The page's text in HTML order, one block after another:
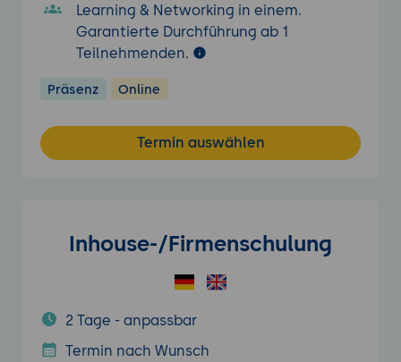
Learning & Networking in einem.
Garantierte Durchführung ab 1
Teilnehmenden.
Präsenz Online
Termin auswählen
Inhouse-/Firmenschulung
2 Tage - anpassbar
Termin nach Wunsch